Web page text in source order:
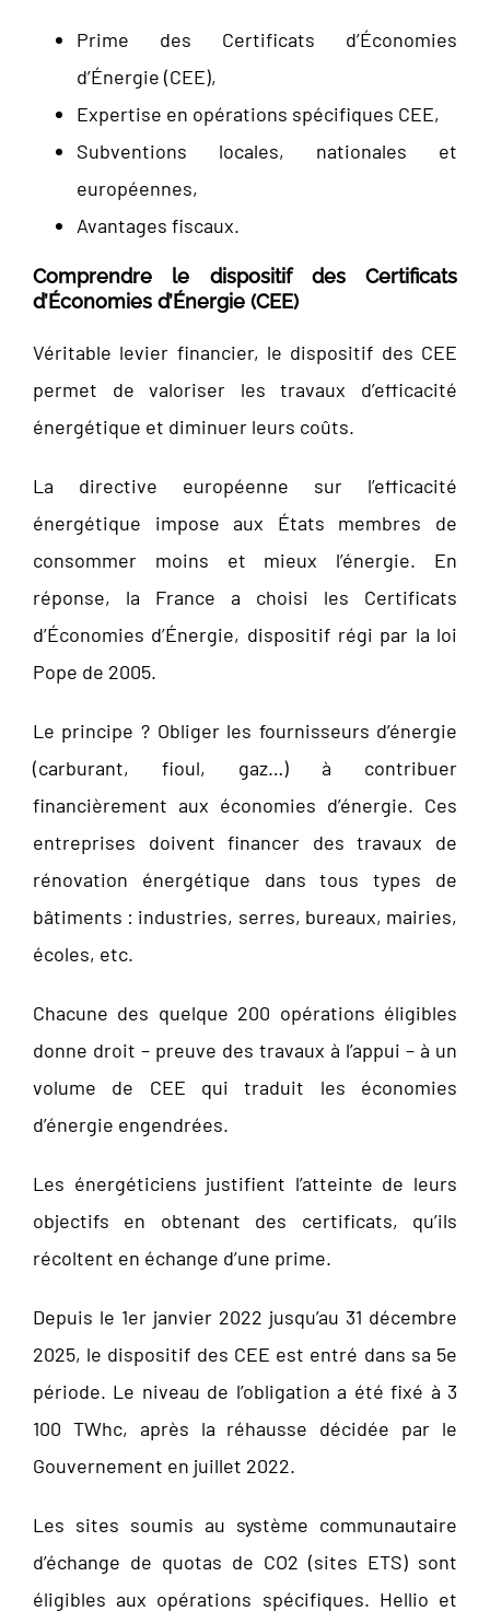
Prime des Certificats d’Économies
d’Énergie (CEE),
Expertise en opérations spécifiques CEE,
Subventions locales, nationales et
européennes,
Avantages fiscaux.
Comprendre le dispositif des Certificats
d’Économies d’Énergie (CEE)
Véritable levier financier, le dispositif des CEE
permet de valoriser les travaux d’efficacité
énergétique et diminuer leurs coûts.
La directive européenne sur l’efficacité
énergétique impose aux États membres de
consommer moins et mieux l’énergie. En
réponse, la France a choisi les Certificats
d’Économies d’Énergie, dispositif régi par la loi
Pope de 2005.
Le principe ? Obliger les fournisseurs d’énergie
(carburant, fioul, gaz…) à contribuer
financièrement aux économies d’énergie. Ces
entreprises doivent financer des travaux de
rénovation énergétique dans tous types de
bâtiments : industries, serres, bureaux, mairies,
écoles, etc.
Chacune des quelque 200 opérations éligibles
donne droit – preuve des travaux à l’appui – à un
volume de CEE qui traduit les économies
d’énergie engendrées.
Les énergéticiens justifient l’atteinte de leurs
objectifs en obtenant des certificats, qu’ils
récoltent en échange d’une prime.
Depuis le 1er janvier 2022 jusqu’au 31 décembre
2025, le dispositif des CEE est entré dans sa 5e
période. Le niveau de l’obligation a été fixé à 3
100 TWhc, après la réhausse décidée par le
Gouvernement en juillet 2022.
Les sites soumis au système communautaire
d’échange de quotas de CO2 (sites ETS) sont
éligibles aux opérations spécifiques. Hellio et